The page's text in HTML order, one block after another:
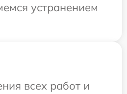
устранением
всех работ и